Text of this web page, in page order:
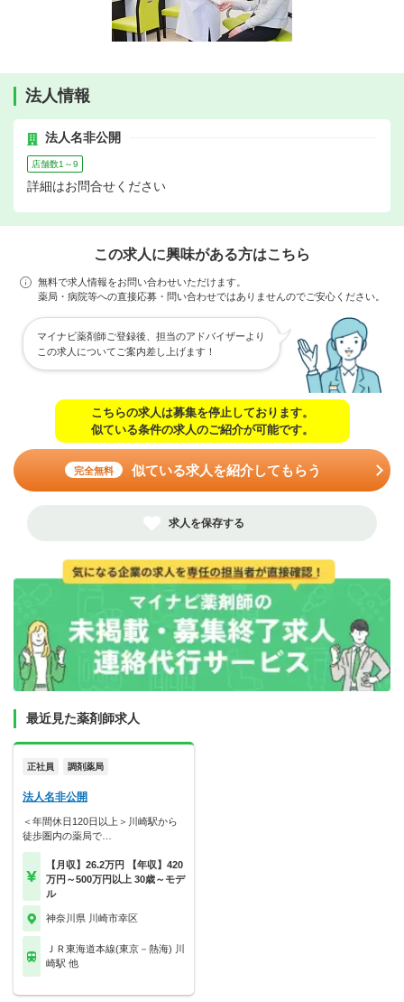
法人情報
法人名非公開
店舗数1～9
詳細はお問合せください
この求人に興味がある方はこちら
無料で求人情報をお問い合わせいただけます。
薬局・病院等への直接応募・問い合わせではありませんのでご安心ください。
マイナビ薬剤師ご登録後、担当のアドバイザーより
この求人についてご案内差し上げます！
こちらの求人は募集を停止しております。
似ている条件の求人のご紹介が可能です。
完全無料 似ている求人を紹介してもらう
求人を保存する
最近見た薬剤師求人
正社員 調剤薬局
法人名非公開
＜年間休日120日以上＞川崎駅から
徒歩圏内の薬局で…
【月収】26.2万円 【年収】420
万円～500万円以上 30歳～モデ
ル
神奈川県 川崎市幸区
ＪＲ東海道本線(東京－熱海) 川
崎駅 他